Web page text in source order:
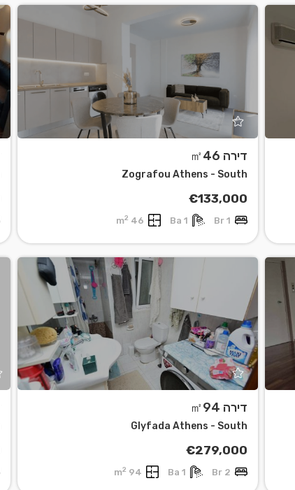
דירה ㎡46
Zografou Athens - South
€133,000
1 Br
1 Ba
46 m
2
דירה ㎡94
Glyfada Athens - South
€279,000
2 Br
1 Ba
94 m
2